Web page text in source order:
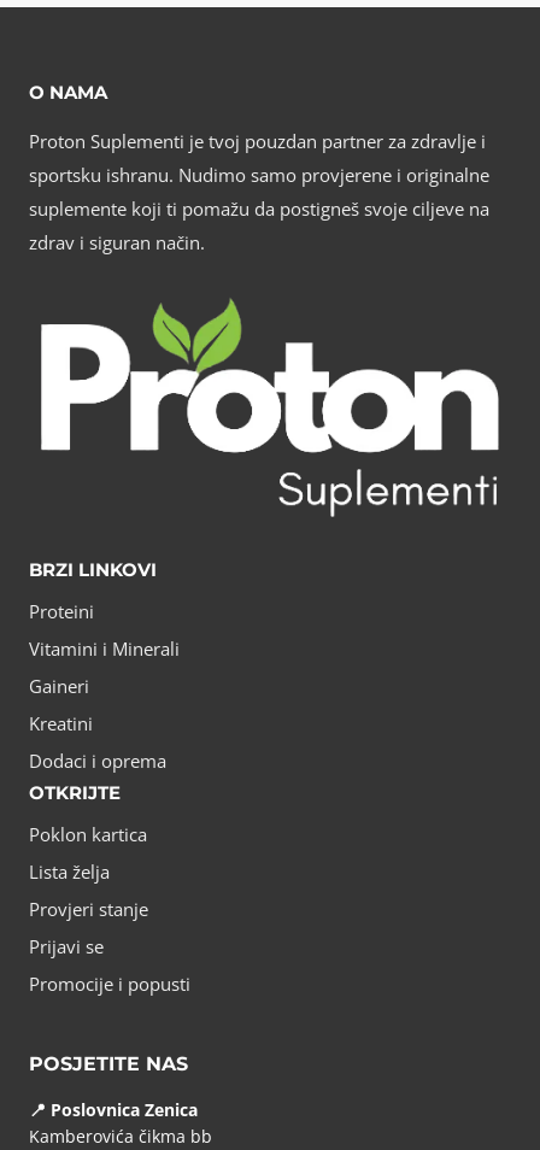
O NAMA
Proton Suplementi je tvoj pouzdan partner za zdravlje i
sportsku ishranu. Nudimo samo provjerene i originalne
suplemente koji ti pomažu da postigneš svoje ciljeve na
zdrav i siguran način.
BRZI LINKOVI
Proteini
Vitamini i Minerali
Gaineri
Kreatini
Dodaci i oprema
OTKRIJTE
Poklon kartica
Lista želja
Provjeri stanje
Prijavi se
Promocije i popusti
POSJETITE NAS
📍 Poslovnica Zenica
Kamberovića čikma bb